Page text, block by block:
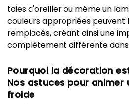
taies d'oreiller ou même un
couleurs appropriées
remplacés, créant ainsi une
complètement différente dans
Pourquoi la décoration
Nos astuces pour animer
froide